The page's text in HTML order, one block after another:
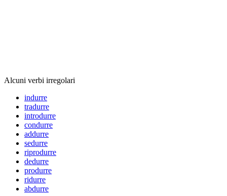
Alcuni verbi irregolari
indurre
tradurre
introdurre
condurre
addurre
sedurre
riprodurre
dedurre
produrre
ridurre
abdurre